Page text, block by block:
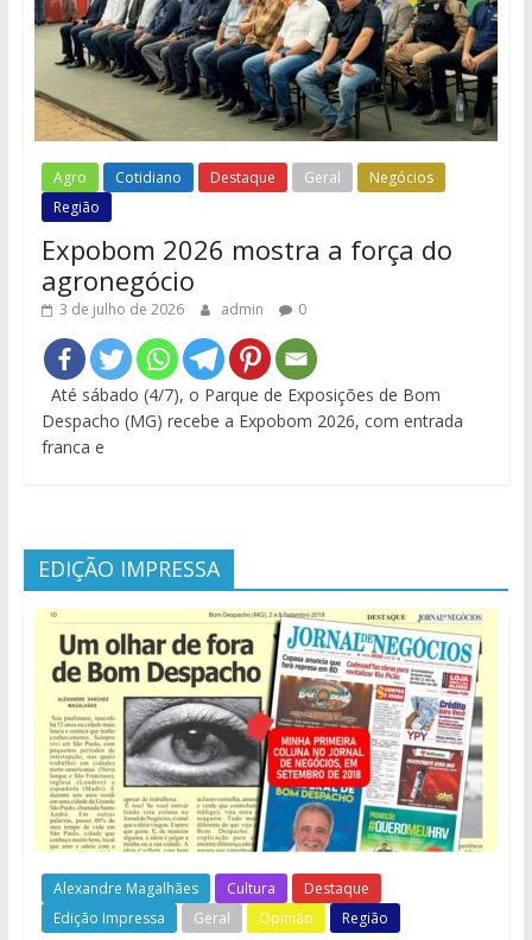
Agro Cotidiano Destaque Geral
Negócios
Região
Expobom 2026 mostra a força do
agronegócio
3 de julho de 2026 admin 0
Até sábado (4/7), o Parque de Exposições de Bom
Despacho (MG) recebe a Expobom 2026, com entrada
franca e
EDIÇÃO IMPRESSA
Alexandre Magalhães Cultura
Destaque
Edição Impressa
Geral Opinião Região